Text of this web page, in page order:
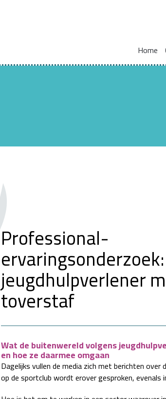
Home
Vacatures
Normaliseren en
Professional-
jeugdhulpverlener
toverstaf
Wat de buitenwereld volgens
en hoe ze daarmee omgaan
Dagelijks vullen de media zich met berichten over
op de sportclub wordt erover gesproken, evenals